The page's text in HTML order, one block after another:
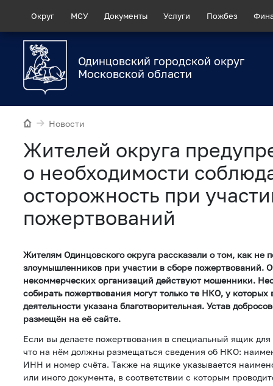
Округ МСУ Документы Услуги Пожбез
Одинцовский городской округ
Московской области
Новости
Жителей округа
о необходимости
осторожность при
пожертвований
Жителям Одинцовского округа рассказали о том, как не
злоумышленников при участии в сборе пожертвований.
некоммерческих организаций действуют мошенники.
собирать пожертвования могут только те НКО, у которых
деятельности указана благотворительная. Устав
размещён на её сайте.
Если вы делаете пожертвования в специальный ящик
что на нём должны размещаться сведения об НКО:
ИНН и номер счёта. Также на ящике указывается
или иного документа, в соответствии с которым